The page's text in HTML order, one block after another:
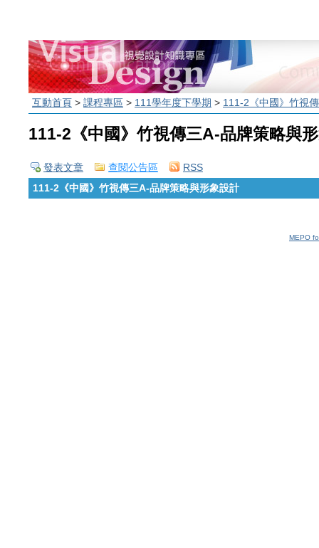
互動首頁 > 課程專區 > 111學年度下學期 > 111-2《中國》竹視
111-2《中國》竹視傳三A-品牌策略與
發表文章 查閱公告區
RSS
111-2《中國》竹視傳三A-品牌策略與形象設計
MEPO